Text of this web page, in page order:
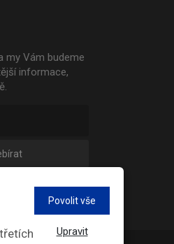
Povolit vše
Upravit
my Vám budeme
informace,